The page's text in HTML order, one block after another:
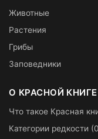
Животные
Растения
Грибы
Заповедники
О КРАСНОЙ КНИГЕ
Что такое Красная
Категории редкости